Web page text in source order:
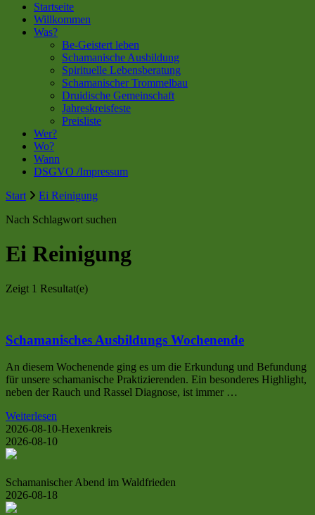
Startseite
Willkommen
Was?
Be-Geistert leben
Schamanische Ausbildung
Spirituelle Lebensberatung
Schamanischer Trommelbau
Druidische Gemeinschaft
Jahreskreisfeste
Preisliste
Wer?
Wo?
Wann
DSGVO /Impressum
Start
Ei Reinigung
Nach Schlagwort suchen
Ei Reinigung
Zeigt 1 Resultat(e)
Schamanisches Ausbildungs Wochenende
An diesem Wochenende ging es um die Erkundung und Befundung
für unsere schamanische Praktizierenden. Ein besonderes Highlight,
neben der Rauch und Rassel Diagnose, ist immer …
Weiterlesen
2026-08-10-Hexenkreis
2026-08-10
Schamanischer Abend im Waldfrieden
2026-08-18